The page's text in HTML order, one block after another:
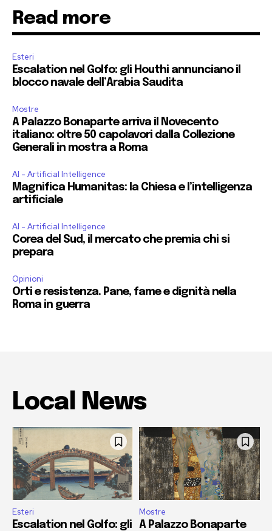
Read more
Esteri
Escalation nel Golfo: gli Houthi annunciano il
blocco navale dell’Arabia Saudita
Mostre
A Palazzo Bonaparte arriva il Novecento
italiano: oltre 50 capolavori dalla Collezione
Generali in mostra a Roma
AI - Artificial Intelligence
Magnifica Humanitas: la Chiesa e l’intelligenza
artificiale
AI - Artificial Intelligence
Corea del Sud, il mercato che premia chi si
prepara
Opinioni
Orti e resistenza. Pane, fame e dignità nella
Roma in guerra
Local News
Esteri
Escalation nel Golfo: gli
Mostre
A Palazzo Bonaparte